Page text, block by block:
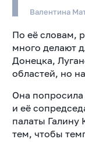
Валентина
По её словам,
много делают
Донецка,
областей, но
Она
и её
палаты Галину
тем, чтобы